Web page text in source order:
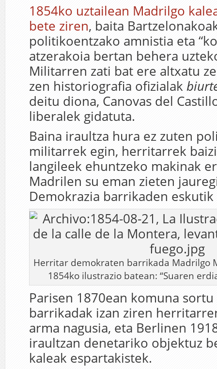
1854ko uztailean Madrilgo
bete ziren, baita
politikoentzako amnistia eta
atzerakoia bertan behera
Militarren zati bat ere altxatu
zen historiografia ofizialak
deitu diona, Canovas del
liberalek gidatuta.
Baina iraultza hura ez zuten
militarrek egin, herritarrek
langileek ehuntzeko makinak
Madrilen su eman zieten
Demokrazia barrikaden
Herritar demokraten barrikada Madrilgo
1854ko ilustrazio batean: “Suaren
Parisen 1870ean komuna
barrikadak izan ziren
arma nagusia, eta Berlinen
iraultzan denetariko objektuz
kaleak espartakistek.